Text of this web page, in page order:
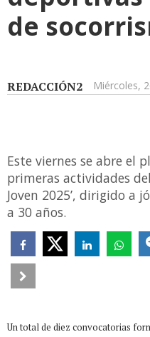
de
REDACCIÓN2 Miércoles,
Este viernes se abre el
primeras actividades
Joven 2025’, dirigido a
a 30 años.
Un total de diez convocatorias